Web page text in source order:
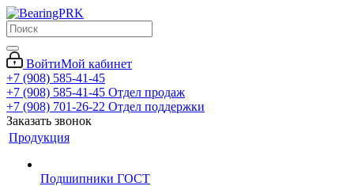
ВойтиМой кабинет
+7 (908) 585-41-45
+7 (908) 585-41-45 Отдел продаж
+7 (908) 701-26-22 Отдел поддержки
Заказать звонок
Продукция
Подшипники ГОСТ